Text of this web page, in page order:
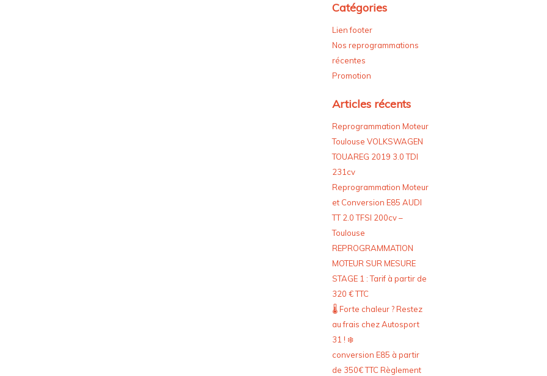
Catégories
Lien footer
Nos reprogrammations
récentes
Promotion
Articles récents
Reprogrammation Moteur
Toulouse VOLKSWAGEN
TOUAREG 2019 3.0 TDI
231cv
Reprogrammation Moteur
et Conversion E85 AUDI
TT 2.0 TFSI 200cv –
Toulouse
REPROGRAMMATION
MOTEUR SUR MESURE
STAGE 1 : Tarif à partir de
320 € TTC
🌡️ Forte chaleur ? Restez
au frais chez Autosport
31 ! ❄️
conversion E85 à partir
de 350€ TTC Règlement